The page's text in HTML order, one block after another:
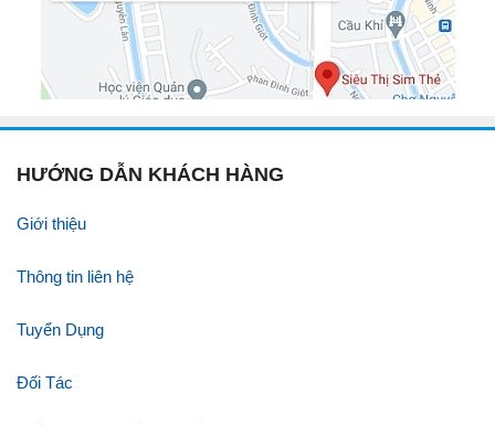
HƯỚNG DẪN KHÁCH HÀNG
Giới thiệu
Thông tin liên hệ
Tuyển Dụng
Đối Tác